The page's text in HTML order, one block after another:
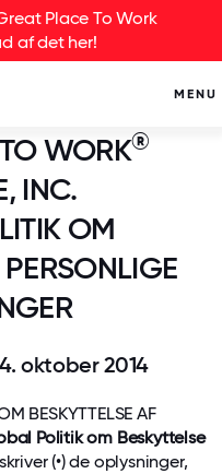
Place To Work
af det her!
MENU
WORK®
INC.
OM
oktober 2014
BESKYTTELSE AF
Politik om Beskyttelse
(•) de oplysninger,